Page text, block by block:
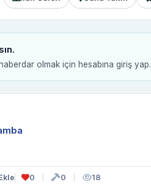
olmak için hesabına giriş yap.
0 0 18